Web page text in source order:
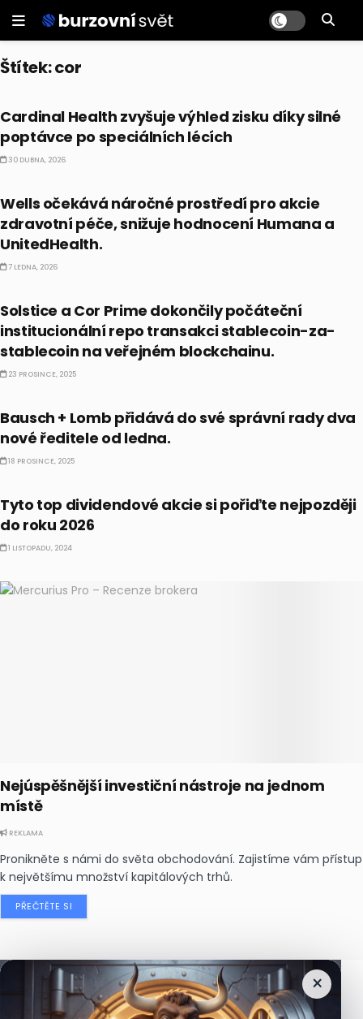
Štítek:cor
Cardinal Health zvyšuje výhled zisku díky silné
poptávce po speciálních lécích
30 DUBNA, 2026
Wells očekává náročné prostředí pro akcie
zdravotní péče, snižuje hodnocení Humana a
UnitedHealth.
7 LEDNA, 2026
Solstice a Cor Prime dokončily počáteční
institucionální repo transakci stablecoin-za-
stablecoin na veřejném blockchainu.
23 PROSINCE, 2025
Bausch + Lomb přidává do své správní rady dva
nové ředitele od ledna.
18 PROSINCE, 2025
Tyto top dividendové akcie si pořiďte nejpozději
do roku 2026
1 LISTOPADU, 2024
Nejúspěšnější investiční nástroje na jednom
místě
REKLAMA
Pronikněte s námi do světa obchodování. Zajistíme vám přístup
k největšímu množství kapitálových trhů.
PŘEČTĚTE SI
×
Nejčtenějšízprávy